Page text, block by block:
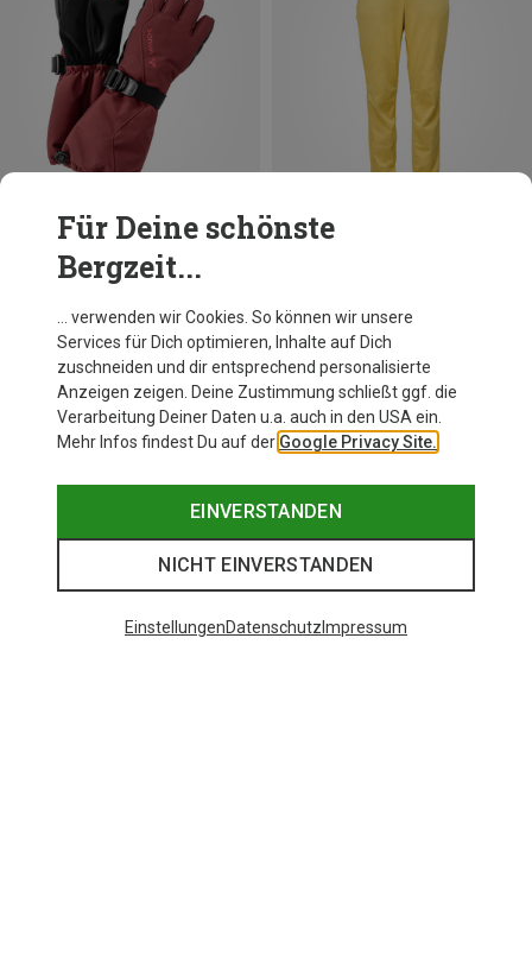
Du sparst 12%
Für Deine schönste
Bergzeit...
… verwenden wir Cookies. So können wir unsere
Services für Dich optimieren, Inhalte auf Dich
zuschneiden und dir entsprechend personalisierte
Anzeigen zeigen. Deine Zustimmung schließt ggf. die
Verarbeitung Deiner Daten u.a. auch in den USA ein.
Mehr Infos findest Du auf der Google Privacy Site.
EINVERSTANDEN
NICHT EINVERSTANDEN
EinstellungenDatenschutz Impressum